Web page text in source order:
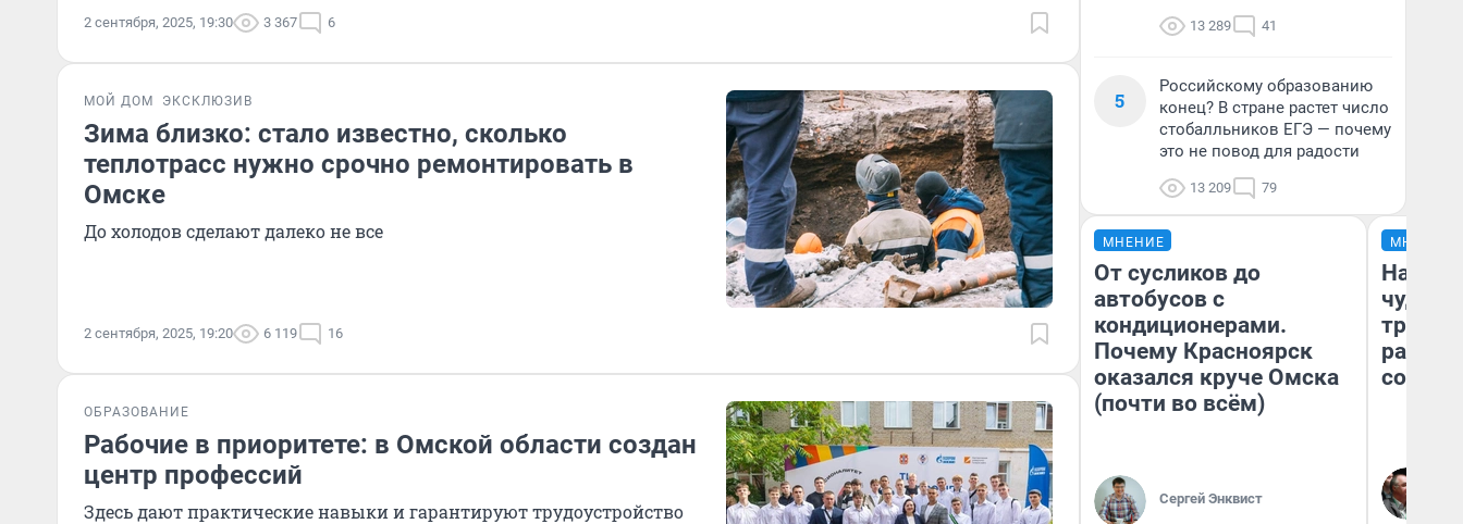
2 сентября, 2025, 19:30 3 367 6
МОЙ ДОМ ЭКСКЛЮЗИВ
Зима близко: стало известно, сколько
теплотрасс нужно срочно ремонтировать в
Омске
До холодов сделают далеко не все
2 сентября, 2025, 19:20 6 119 16
ОБРАЗОВАНИЕ
Рабочие в приоритете: в Омской области создан
центр профессий
Здесь дают практические навыки и гарантируют трудоустройство
13 289 41
5
Российскому образованию
конец? В стране растет число
стобалльников ЕГЭ — почему
это не повод для радости
13 209 79
МНЕНИЕ
От сусликов до
автобусов с
кондиционерами.
Почему Красноярск
оказался круче Омска
(почти во всём)
Сергей Энквист
МНЕНИЕ
чудом